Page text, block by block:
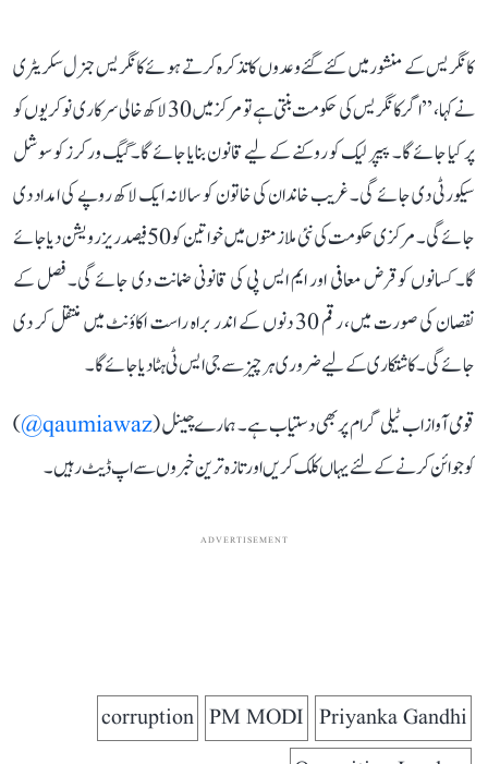
کانگریس کے منشور میں کئے گئے وعدوں کا تذکرہ کرتے ہوئے کانگریس جنرل سکریٹری
نے کہا، ’’اگر کانگریس کی حکومت بنتی ہے تو مرکز میں 30 لاکھ خالی سرکاری نوکریوں کو
پر کیا جائے گا۔ پیپر لیک کو روکنے کے لیے قانون بنایا جائے گا۔ گیگ ورکرز کو سوشل
سیکورٹی دی جائے گی۔ غریب خاندان کی خاتون کو سالانہ ایک لاکھ روپے کی امداد دی
جائے گی۔ مرکزی حکومت کی نئی ملازمتوں میں خواتین کو 50 فیصد ریزرویشن دیا جائے
گا۔ کسانوں کو قرض معافی اور ایم ایس پی کی قانونی ضمانت دی جائے گی۔ فصل کے
نقصان کی صورت میں، رقم 30 دنوں کے اندر براہ راست اکاؤنٹ میں منتقل کر دی
جائے گی۔ کاشتکاری کے لیے ضروری ہر چیز سے جی ایس ٹی ہٹا دیا جائے گا۔
قومی آواز اب ٹیلی گرام پر بھی دستیاب ہے۔ ہمارے چینل (qaumiawaz@
)
کو جوائن کرنے کے لئے یہاں کلک کریں اور تازہ ترین خبروں سے اپ ڈیٹ رہیں۔
ADVERTISEMENT
Priyanka Gandhi
PM MODI
corruption